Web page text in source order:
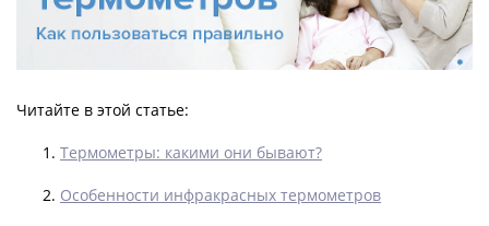
Читайте в этой статье:
Термометры: какими они бывают?
Особенности инфракрасных термометров